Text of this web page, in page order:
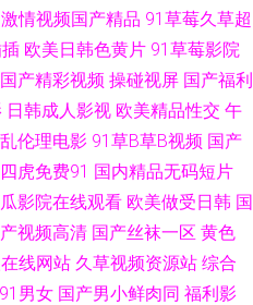
影音先锋国产av电影 91国产精品在
道加勒比 国内国产精品天干天干 欧美
影院 91草大妈 91看篇 www午夜福利
福利导航 久草cn 人妻人人操 三级免
91青娱乐在线国产 99热色吧 成人综合
激情视频国产精品 91草莓久草超
欧美日韩色黄片 91草莓影院
国产精彩视频 操碰视屏 国产福利
日韩成人影视 欧美精品性交 午
伦理电影 91草B草B视频 国产
四虎免费91 国内精品无码短片
影院在线观看 欧美做受日韩 国
视频高清 国产丝袜一区 黄色
线网站 久草视频资源站 综合
91男女 国产男小鲜肉同 福利影